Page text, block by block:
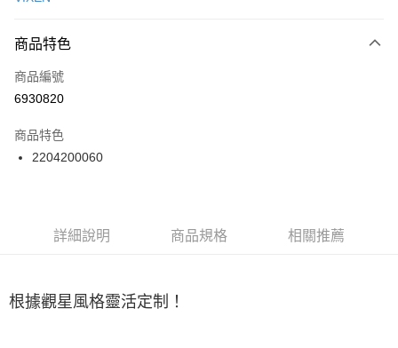
商品特色
商品編號
6930820
商品特色
2204200060
詳細說明 商品規格 相關推薦
根據觀星風格靈活定制！